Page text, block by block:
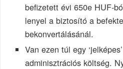
befizetett évi 650e HUF-
lenyel a biztosító a
bekonvertálásánál.
Van ezen túl egy
adminisztrációs költség.